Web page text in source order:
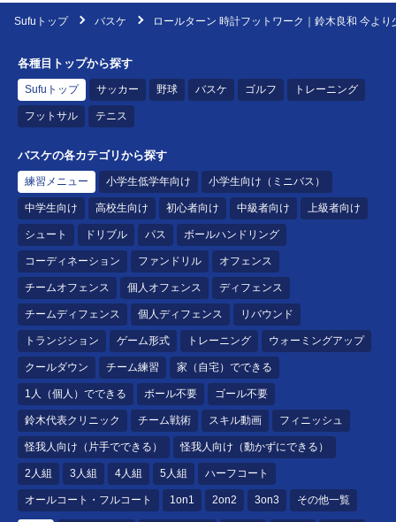
Sufuトップ バスケ ロールターン 時計フットワーク｜鈴木良和 今より
各種目トップから探す
Sufuトップ サッカー 野球 バスケ ゴルフ トレーニング
フットサル テニス
バスケの各カテゴリから探す
練習メニュー 小学生低学年向け 小学生向け（ミニバス）
中学生向け 高校生向け 初心者向け 中級者向け 上級者向け
シュート ドリブル パス ボールハンドリング
コーディネーション ファンドリル オフェンス
チームオフェンス 個人オフェンス ディフェンス
チームディフェンス 個人ディフェンス リバウンド
トランジション ゲーム形式 トレーニング ウォーミングアップ
クールダウン チーム練習 家（自宅）でできる
1人（個人）でできる ボール不要 ゴール不要
鈴木代表クリニック チーム戦術 スキル動画 フィニッシュ
怪我人向け（片手でできる） 怪我人向け（動かずにできる）
2人組 3人組 4人組 5人組 ハーフコート
オールコート・フルコート 1on1 2on2 3on3 その他一覧